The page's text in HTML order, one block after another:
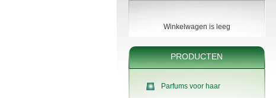
Winkelwagen is leeg
PRODUCTEN
Parfums voor haar